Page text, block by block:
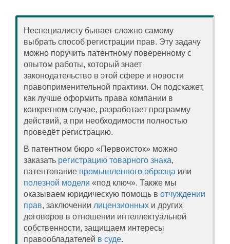
Неспециалисту бывает сложно самому
выбрать способ регистрации прав. Эту задачу
можно поручить патентному поверенному с
опытом работы, который знает
законодательство в этой сфере и новости
правоприменительной практики. Он подскажет,
как лучше оформить права компании в
конкретном случае, разработает программу
действий, а при необходимости полностью
проведёт регистрацию.
В патентном бюро «Первоисток» можно
заказать регистрацию товарного знака,
патентование промышленного образца или
полезной модели «под ключ». Также мы
оказываем юридическую помощь в отчуждении
прав, заключении лицензионных и других
договоров в отношении интеллектуальной
собственности, защищаем интересы
правообладателей в суде.